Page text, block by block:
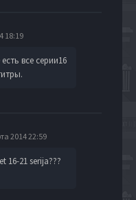
18:19
все серии16
2014 22:59
16-21 serija???